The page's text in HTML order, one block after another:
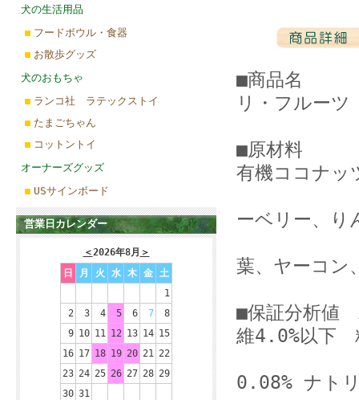
犬の生活用品
フードボウル・食器
お散歩グッズ
犬のおもちゃ
ランコ社 ラテックストイ
たまごちゃん
コットントイ
オーナーズグッズ
USサインボード
営業日カレンダー
＜2026年8月 ＞
日
月 火 水 木 金
土
1
2
3 4 5 6 7
8
9 10 11 12 13 14 15
16 17 18 19 20 21 22
23 24 25 26 27 28 29
30 31
■商品名 ホ
リ・フルー
■原材料 さ
有機ココナッ
ーベリー、り
葉、ヤーコン
■保証分析値
維4.0%以下
0.08% ナト